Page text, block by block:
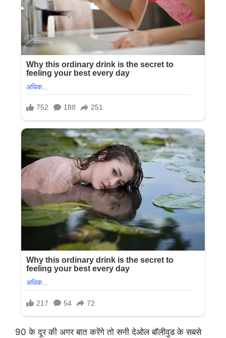
90 के दूर की अगर बात करेंगे तो सनी देओल बॉलीवुड के सबसे